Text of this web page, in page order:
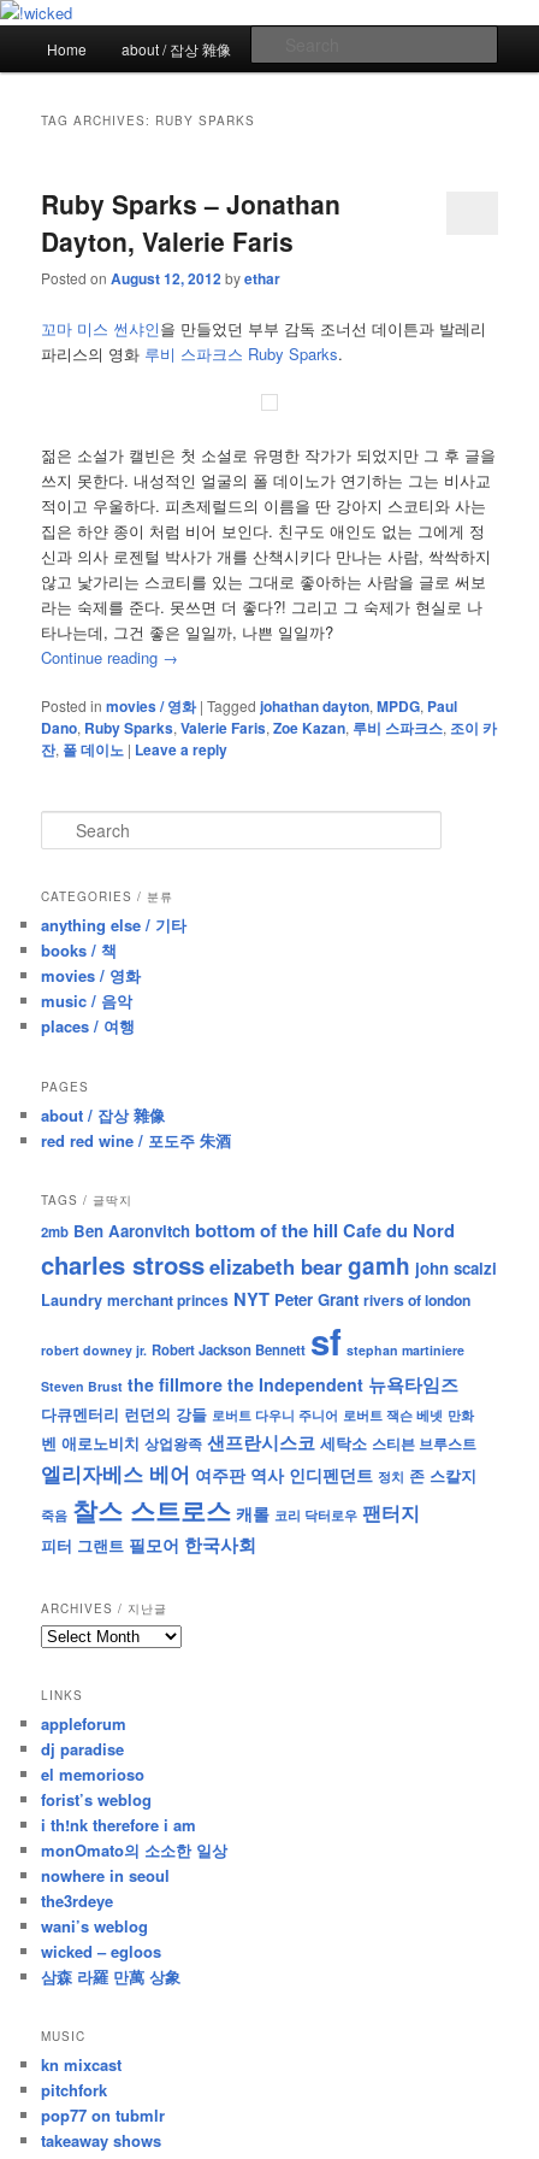
Skip
primary
Skip
secondary
!wicked
the more I see the less I know
Home about / 잡상 雜像
TAG ARCHIVES: RUBY SPARKS
Ruby Sparks – Jonathan
Dayton, Valerie Faris
Posted onAugust 12, 2012byethar
꼬마 미스 썬샤인을 만들었던 부부 감독 조너선 데이튼과 발레리
파리스의 영화 루비 스파크스 Ruby Sparks.
젊은 소설가 캘빈은 첫 소설로 유명한 작가가 되었지만 그 후 글을
쓰지 못한다. 내성적인 얼굴의 폴 데이노가 연기하는 그는 비사교
적이고 우울하다. 피츠제럴드의 이름을 딴 강아지 스코티와 사는
집은 하얀 종이 처럼 비어 보인다. 친구도 애인도 없는 그에게 정
신과 의사 로젠털 박사가 개를 산책시키다 만나는 사람, 싹싹하지
않고 낯가리는 스코티를 있는 그대로 좋아하는 사람을 글로 써보
라는 숙제를 준다. 못쓰면 더 좋다?! 그리고 그 숙제가 현실로 나
타나는데, 그건 좋은 일일까, 나쁜 일일까?
Continue reading →
Posted in movies / 영화 |Tagged johathan dayton,MPDG, Paul
Dano, Ruby Sparks,Valerie Faris,Zoe Kazan, 루비 스파크스, 조이 카
잔, 폴 데이노 | Leave a reply
e
r
h
CATEGORIES / 분류
anything else / 기타
books / 책
movies / 영화
music / 음악
places / 여행
PAGES
about / 잡상 雜像
red red wine / 포도주 朱酒
TAGS / 글딱지
2mb Ben Aaronvitch bottom of the hill Cafe du Nord
charles strosselizabeth beargamh john scalzi
Laundry merchant princes NYT Peter Grant rivers of london
robert downey jr. Robert Jackson Bennett sf stephan martiniere
Steven Brust the fillmore the Independent 뉴욕타임즈
다큐멘터리 런던의 강들 로버트 다우니 주니어 로버트 잭슨 베넷 만화
벤 애로노비치 상업왕족 샌프란시스코 세탁소 스티븐 브루스트
엘리자베스 베어 여주판 역사 인디펜던트 정치 존 스칼지
죽음 찰스 스트로스 캐롤 코리 닥터로우 팬터지
피터 그랜트 필모어 한국사회
ARCHIVES / 지난글
archives
난
글
LINKS
appleforum
dj paradise
el memorioso
forist’s weblog
i th!nk therefore i am
monOmato의 소소한 일상
nowhere in seoul
the3rdeye
wani’s weblog
wicked – egloos
삼森 라羅 만萬 상象
MUSIC
kn mixcast
pitchfork
pop77 on tubmlr
takeaway shows